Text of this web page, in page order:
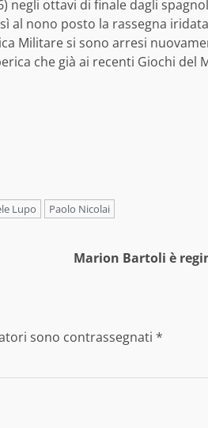
negli ottavi di finale dagli
al nono posto la rassegna
Militare si sono arresi
che già ai recenti Giochi del
Lupo Paolo Nicolai
Marion Bartoli è
sono contrassegnati *